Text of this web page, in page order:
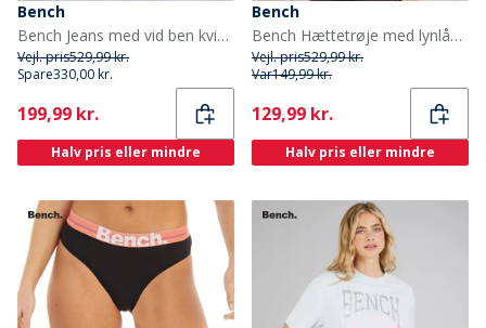
Bench
Bench Jeans med vid ben kvinder Mørkeblå
Vejl. pris529,99 kr.
Spare330,00 kr.
Current
199,99 kr.
Halv pris eller mindre
Bench
Bench Hættetrøje med lynlås til kvinder Lys støvet lyserød
Vejl. pris529,99 kr.
Var149,99 kr.
Current
129,99 kr.
Halv pris eller mindre